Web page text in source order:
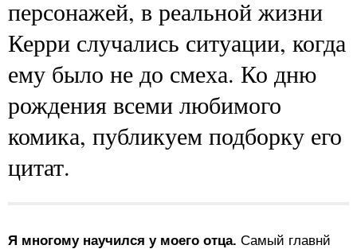
персонажей, в реальной жизни
Керри случались ситуации, когда
ему было не до смеха. Ко дню
рождения всеми любимого
комика, публикуем подборку его
цитат.
Я многому научился у моего отца. Самый главнй